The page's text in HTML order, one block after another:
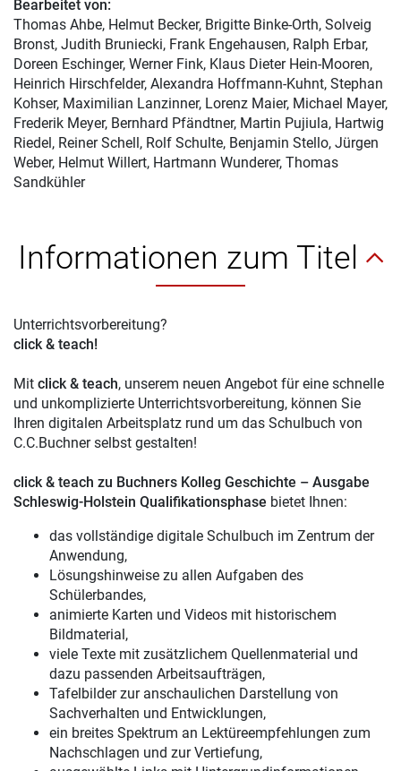
Bearbeitet von:
Thomas Ahbe, Helmut Becker, Brigitte Binke-Orth, Solveig
Bronst, Judith Bruniecki, Frank Engehausen, Ralph Erbar,
Doreen Eschinger, Werner Fink, Klaus Dieter Hein-Mooren,
Heinrich Hirschfelder, Alexandra Hoffmann-Kuhnt, Stephan
Kohser, Maximilian Lanzinner, Lorenz Maier, Michael Mayer,
Frederik Meyer, Bernhard Pfändtner, Martin Pujiula, Hartwig
Riedel, Reiner Schell, Rolf Schulte, Benjamin Stello, Jürgen
Weber, Helmut Willert, Hartmann Wunderer, Thomas
Sandkühler
Informationen zum Titel
Unterrichtsvorbereitung?
click & teach!
Mit click & teach, unserem neuen Angebot für eine schnelle
und unkomplizierte Unterrichtsvorbereitung, können Sie
Ihren digitalen Arbeitsplatz rund um das Schulbuch von
C.C.Buchner selbst gestalten!
click & teach zu Buchners Kolleg Geschichte – Ausgabe
Schleswig-Holstein Qualifikationsphase bietet Ihnen:
das vollständige digitale Schulbuch im Zentrum der
Anwendung,
Lösungshinweise zu allen Aufgaben des
Schülerbandes,
animierte Karten und Videos mit historischem
Bildmaterial,
viele Texte mit zusätzlichem Quellenmaterial und
dazu passenden Arbeitsaufträgen,
Tafelbilder zur anschaulichen Darstellung von
Sachverhalten und Entwicklungen,
ein breites Spektrum an Lektüreempfehlungen zum
Nachschlagen und zur Vertiefung,